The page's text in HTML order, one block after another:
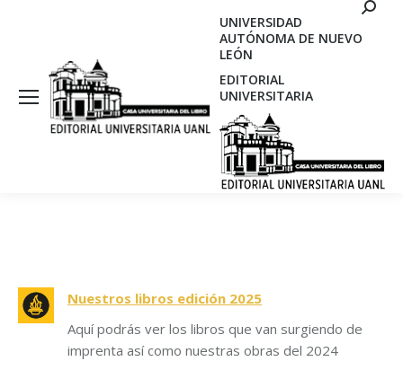
UNIVERSIDAD
AUTÓNOMA DE NUEVO
LEÓN
EDITORIAL
UNIVERSITARIA
Nuestros libros edición 2025
Aquí podrás ver los libros que van surgiendo de
imprenta así como nuestras obras del 2024